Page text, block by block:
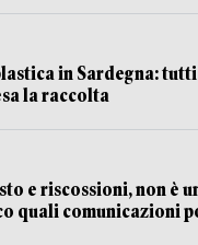
in Sardegna:
la raccolta
e riscossioni, non è
quali comunicazioni